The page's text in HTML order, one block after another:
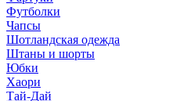
Футболки
Чапсы
Шотландская одежда
Штаны и шорты
Юбки
Хаори
Тай-Дай